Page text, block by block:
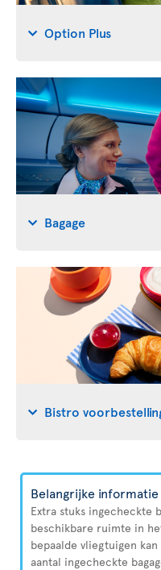
Option Plus
Bagage
Bistro
Belangrijke
Extra stuks ingecheckte
beschikbare ruimte in
bepaalde vliegtuigen
aantal ingecheckte